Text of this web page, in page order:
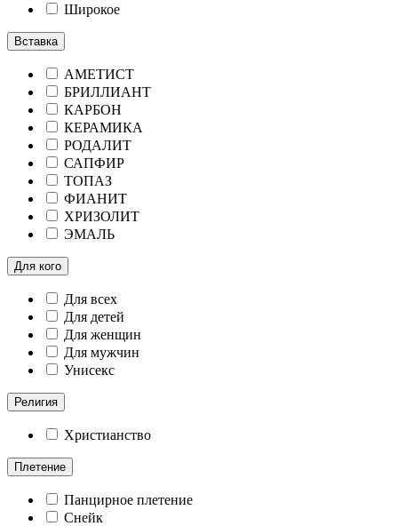
Широкое
Вставка
АМЕТИСТ
БРИЛЛИАНТ
КАРБОН
КЕРАМИКА
РОДАЛИТ
САПФИР
ТОПАЗ
ФИАНИТ
ХРИЗОЛИТ
ЭМАЛЬ
Для кого
Для всех
Для детей
Для женщин
Для мужчин
Унисекс
Религия
Христианство
Плетение
Панцирное плетение
Снейк